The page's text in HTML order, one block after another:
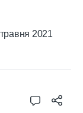
2021